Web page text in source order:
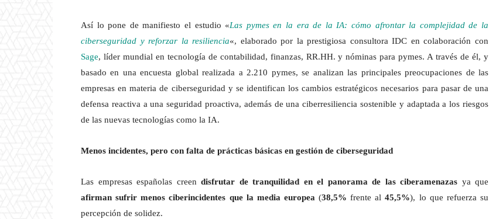
Así lo pone de manifiesto el estudio «Las pymes en la era de la IA: cómo afrontar la complejidad de la
ciberseguridad y reforzar la resiliencia«, elaborado por la prestigiosa consultora IDC en colaboración con
Sage, líder mundial en tecnología de contabilidad, finanzas, RR.HH. y nóminas para pymes. A través de él, y
basado en una encuesta global realizada a 2.210 pymes, se analizan las principales preocupaciones de las
empresas en materia de ciberseguridad y se identifican los cambios estratégicos necesarios para pasar de una
defensa reactiva a una seguridad proactiva, además de una ciberresiliencia sostenible y adaptada a los riesgos
de las nuevas tecnologías como la IA.
Menos incidentes, pero con falta de prácticas básicas en gestión de ciberseguridad
Las empresas españolas creen disfrutar de tranquilidad en el panorama de las ciberamenazas ya que
afirman sufrir menos ciberincidentes que la media europea(38,5% frente al45,5%), lo que refuerza su
percepción de solidez.